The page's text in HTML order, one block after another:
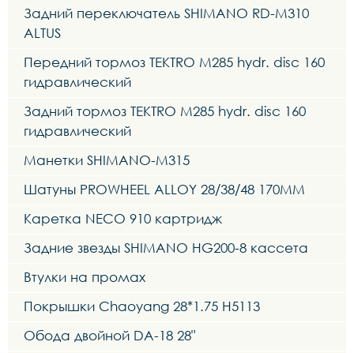
Задний переключатель SHIMANO RD-M310
ALTUS
Передний тормоз TEKTRO M285 hydr. disc 160
гидравлический
Задний тормоз TEKTRO M285 hydr. disc 160
гидравлический
Манетки SHIMANO-M315
Шатуны PROWHEEL ALLOY 28/38/48 170MM
Каретка NECO 910 картридж
Задние звезды SHIMANO HG200-8 кассета
Втулки на промах
Покрышки Chaoyang 28*1.75 H5113
Обода двойной DA-18 28"